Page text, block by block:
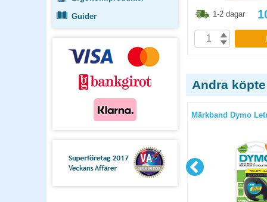
Guider
1-2 dagar 1-2 dagar
Andra
Märkband Dymo D1 flex 12mm
svart/gul
Märkband Dymo